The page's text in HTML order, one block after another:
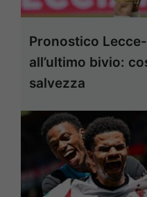
Pronostico
all’ultimo bivio:
salvezza